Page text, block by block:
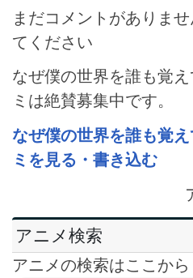
まだコメントがありま
てください
なぜ僕の世界を誰も覚
ミは絶賛募集中です。
なぜ僕の世界を誰も覚
ミを見る・書き込む
アニメ検索
アニメの検索はここから